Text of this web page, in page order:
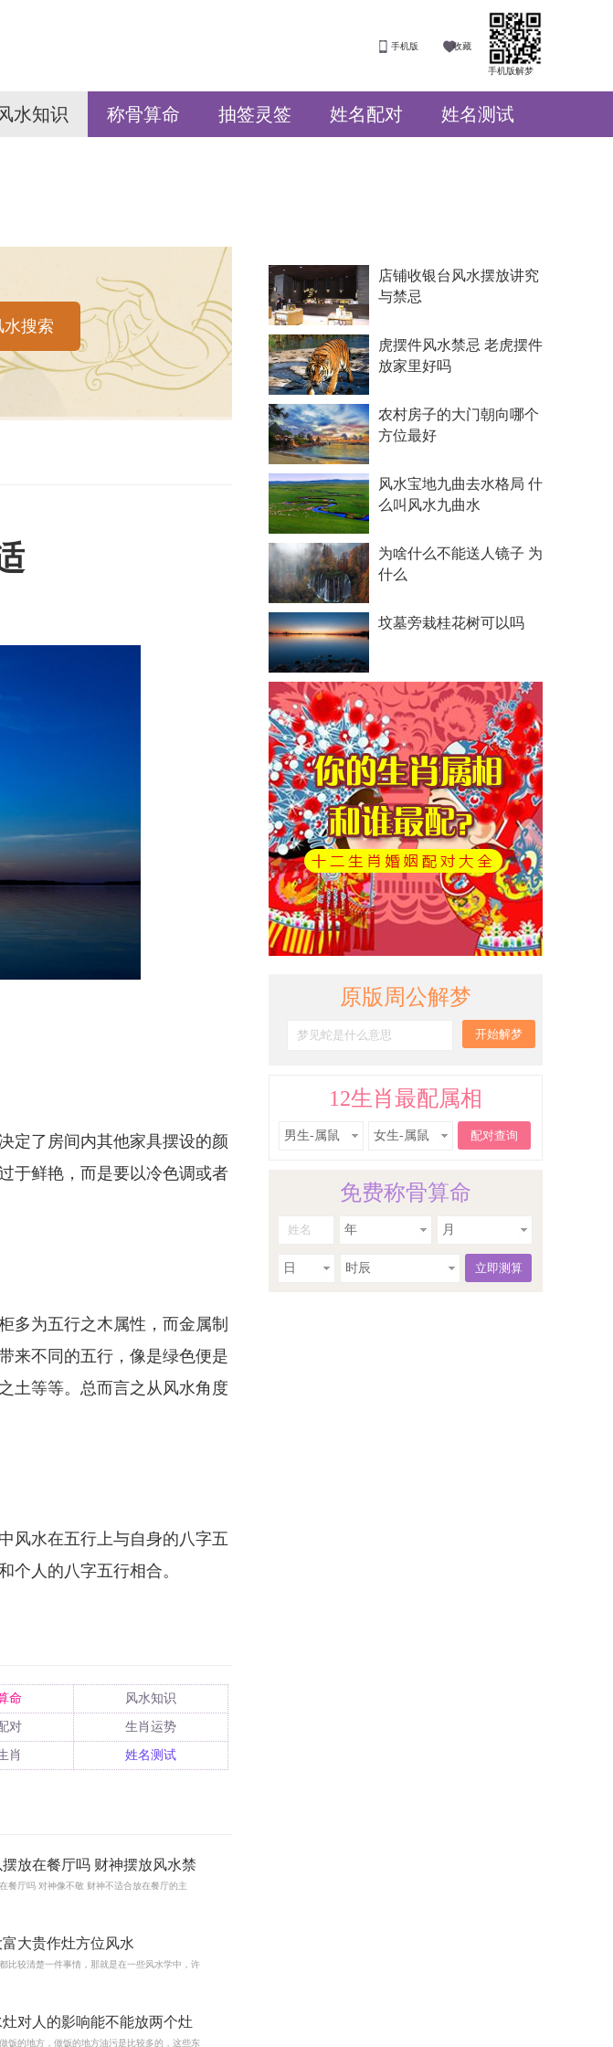
手机版解梦
手机版 收藏
水知识 称骨算命 抽签灵签 姓名配对 姓名测试
定了房间内其他家具摆设的颜
于鲜艳，而是要以冷色调或者
多为五行之木属性，而金属制
来不同的五行，像是绿色便是
土等等。总而言之从风水角度
风水在五行上与自身的八字五
个人的八字五行相合。
命 风水知识
对 生肖运势
肖 姓名测试
放在餐厅吗 财神摆放风水禁
餐厅吗 对神像不敬 财神不适合放在餐厅的主
大贵作灶方位风水
比较清楚一件事情，那就是在一些风水学中，许
灶对人的影响能不能放两个灶
饭的地方，做饭的地方油污是比较多的，这些东
店铺收银台风水摆放讲究
与禁忌
虎摆件风水禁忌 老虎摆件
放家里好吗
农村房子的大门朝向哪个
方位最好
风水宝地九曲去水格局 什
么叫风水九曲水
为啥什么不能送人镜子 为
什么
坟墓旁栽桂花树可以吗
原版周公解梦
12生肖最配属相
男生-属鼠 女生-属鼠
免费称骨算命
年 月
日 时辰